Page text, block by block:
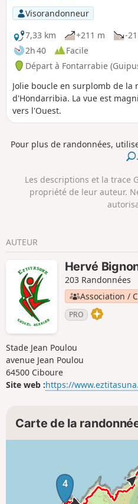
Visorandonneur
7,33 km
+211 m
-
2h 40
Facile
Départ à Fontarrabie
Jolie boucle en surplomb de la
d'Hondarribia. La vue est
vers l'Ouest.
Pour plus de randonnées,
.
Les descriptions et la trace
propriété de leur auteur.
AUTEUR
Hervé
203 Randonnées
Association /
PRO
Stade Jean Poulou
avenue Jean Poulou
64500 Ciboure
Site web :https://
Carte de la
4